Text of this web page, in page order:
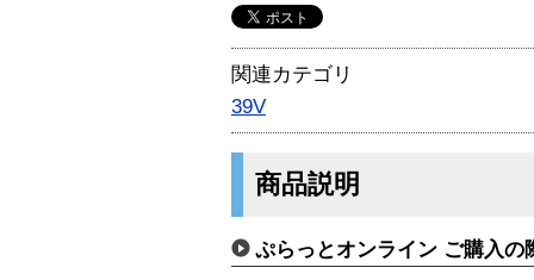
関連カテゴリ
39V
商品説明
ぷらっとオンライン ご購入の